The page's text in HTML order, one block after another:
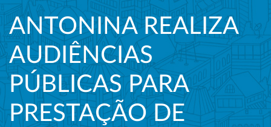
ANTONINA REALIZA
AUDIÊNCIAS
PÚBLICAS PARA
PRESTAÇÃO DE